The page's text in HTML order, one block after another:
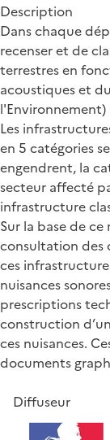
Description
Dans chaque
recenser et de
terrestres en
acoustiques et
l'Environnement)
Les
en 5 catégories
engendrent, la
secteur affecté
infrastructure
Sur la base de
consultation des
ces
nuisances
prescriptions
construction
ces nuisances.
documents
Diffuseur